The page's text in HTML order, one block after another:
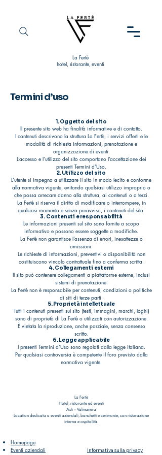
La Fertè
hotel, ristorante, eventi
Termini d’uso
1. Oggetto del sito
Il presente sito web ha finalità informative e di contatto.
I contenuti descrivono la struttura La Fertè, i servizi offerti e le
modalità di richiesta informazioni, prenotazione e
organizzazione di eventi.
L’accesso e l’utilizzo del sito comportano l’accettazione dei
presenti Termini d’Uso.
2. Utilizzo del sito
L’utente si impegna a utilizzare il sito in modo lecito e conforme
alla normativa vigente, evitando qualsiasi utilizzo improprio o
che possa arrecare danno alla struttura, ai contenuti o a terzi.
La Fertè si riserva il diritto di modificare o interrompere, in
qualsiasi momento e senza preavviso, i contenuti del sito.
3. Contenuti e responsabilità
Le informazioni presenti sul sito sono fornite a scopo
informativo e possono essere soggette a modifiche.
La Fertè non garantisce l’assenza di errori, inesattezze o
omissioni.
Le richieste di informazioni, preventivi o disponibilità non
costituiscono vincolo contrattuale fino a conferma scritta.
4. Collegamenti esterni
Il sito può contenere collegamenti a piattaforme esterne, inclusi
sistemi di prenotazione.
La Fertè non è responsabile per contenuti, condizioni o politiche
di siti di terze parti.
5. Proprietà intellettuale
Tutti i contenuti presenti sul sito (testi, immagini, marchi, loghi)
sono di proprietà di La Fertè o utilizzati con autorizzazione.
È vietata la riproduzione, anche parziale, senza consenso
scritto.
6. Legge applicabile
I presenti Termini d’Uso sono regolati dalla legge italiana.
Per qualsiasi controversia è competente il foro previsto dalla
normativa vigente.
La Fertè
Hotel, ristorante ed eventi
Asti – Valmanera
Location dedicata a eventi aziendali, banchetti e cerimonie, con ristorazione
interna e ospitalità.
Homepage
Eventi aziendali
Informativa sulla privacy